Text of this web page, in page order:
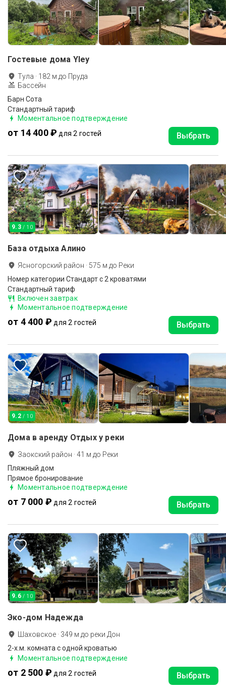
Гостевые дома Yley
Тула · 182 м до Пруда
Бассейн
Барн Сота
Стандартный тариф
Моментальное подтверждение
от 14 400 ₽ для 2 гостей Выбрать
9.3 / 10
База отдыха Алино
Ясногорский район · 575 м до Реки
Номер категории Стандарт с 2 кроватями
Стандартный тариф
Включен завтрак
Моментальное подтверждение
от 4 400 ₽ для 2 гостей Выбрать
9.2 / 10
Дома в аренду Отдых у реки
Заокский район ·41 м до Реки
Пляжный дом
Прямое бронирование
Моментальное подтверждение
от 7 000 ₽ для 2 гостей Выбрать
9.6 / 10
Эко-дом Надежда
Шаховское · 349 м до реки Дон
2-х.м. комната с одной кроватью
Моментальное подтверждение
от 2 500 ₽ для 2 гостей Выбрать